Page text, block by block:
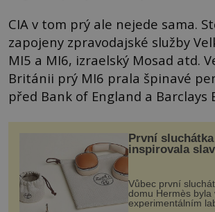
CIA v tom prý ale nejede sama.
zapojeny zpravodajské služby
MI5 a MI6, izraelský Mosad atd.
Británii prý MI6 prala špinavé
před Bank of England a Barclays
První
inspirovala
Vůbec první
domu Hermès byla
experimentálním